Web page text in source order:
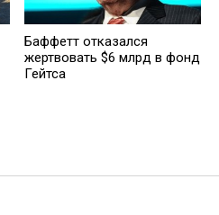
Баффетт отказался
жертвовать $6 млрд в фонд
Гейтса